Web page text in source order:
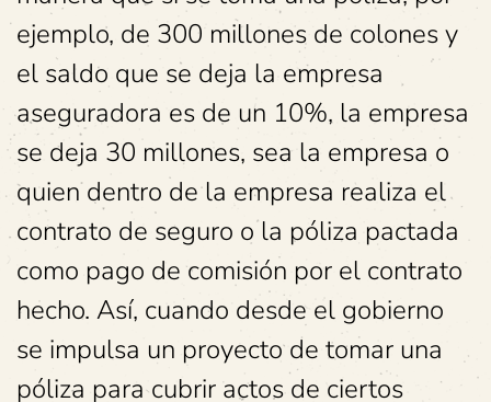
ejemplo, de 300 millones de colones y
el saldo que se deja la empresa
aseguradora es de un 10%, la empresa
se deja 30 millones, sea la empresa o
quien dentro de la empresa realiza el
contrato de seguro o la póliza pactada
como pago de comisión por el contrato
hecho. Así, cuando desde el gobierno
se impulsa un proyecto de tomar una
póliza para cubrir actos de ciertos